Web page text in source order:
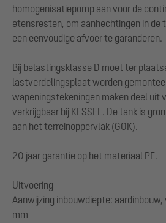
homogenisatiepomp aan voor de
etensresten, om aanhechtingen in de
een eenvoudige afvoer te garanderen.
Bij belastingsklasse D moet ter
lastverdelingsplaat worden
wapeningstekeningen maken deel uit
verkrijgbaar bij KESSEL. De tank is
aan het terreinoppervlak (GOK).
20 jaar garantie op het materiaal PE.
Uitvoering
Aanwijzing inbouwdiepte:
mm